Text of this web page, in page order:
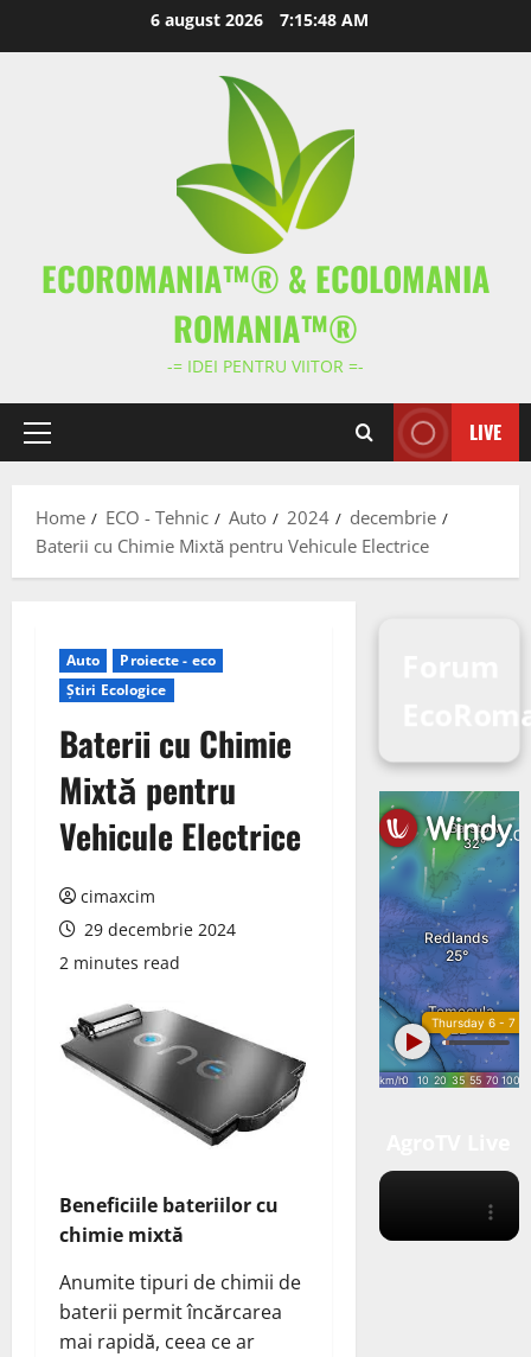
6 august 2026 7:15:48 AM
ECOROMANIA™® & ECOLOMANIA
ROMANIA™®
-= IDEI PENTRU VIITOR =-
Primary
LIVE
Home ECO - Tehnic Auto 2024
decembrie
Baterii cu Chimie Mixtă pentru Vehicule Electrice
Auto
Proiecte - eco
Știri Ecologice
Baterii cu Chimie
Mixtă pentru
Vehicule Electrice
cimaxcim
29 decembrie 2024
2 minutes read
Beneficiile bateriilor cu
chimie mixtă
Anumite tipuri de chimii de
baterii permit încărcarea
mai rapidă, ceea ce ar